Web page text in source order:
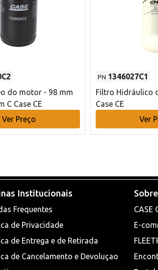
do motor - 98 mm
C Case CE
Ver Preço
PN 1346027C1
Filtro Hidráulico
Case CE
Ver
Institucionais
Frequentes
de Privacidade
de Entrega e de Retirada
de Cancelamento e Devoluçao
CASE
E-